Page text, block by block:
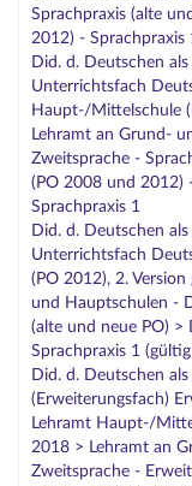
Sprachpraxis (alte
2012) - Sprachpraxis
Did. d. Deutschen
Unterrichtsfach
Haupt-/Mittelschule
Lehramt an Grund-
Zweitsprache -
(PO 2008 und 2012)
Sprachpraxis 1
Did. d. Deutschen
Unterrichtsfach
(PO 2012), 2.
und Hauptschulen -
(alte und neue PO)
Sprachpraxis 1
Did. d. Deutschen
(Erweiterungsfach)
Lehramt Haupt-/
2018 > Lehramt an
Zweitsprache -